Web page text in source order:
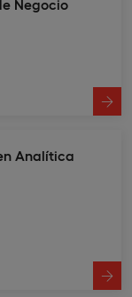
Negocio
Analítica